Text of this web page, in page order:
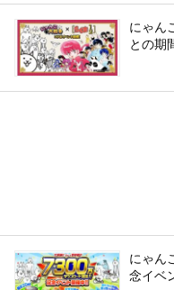
にゃん
との期
にゃん
念イベ